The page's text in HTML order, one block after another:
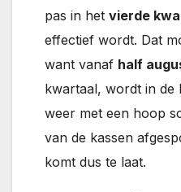
pas in het vierde
effectief wordt. Dat
want vanaf half
kwartaal, wordt in de
weer met een hoop
van de kassen
komt dus te laat.